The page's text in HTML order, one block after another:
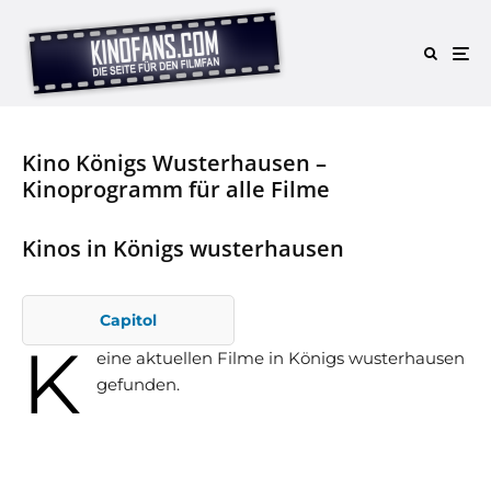
Kino Königs Wusterhausen –
Kinoprogramm für alle Filme
Kinos in Königs wusterhausen
Capitol
K
eine aktuellen Filme in Königs wusterhausen
gefunden.